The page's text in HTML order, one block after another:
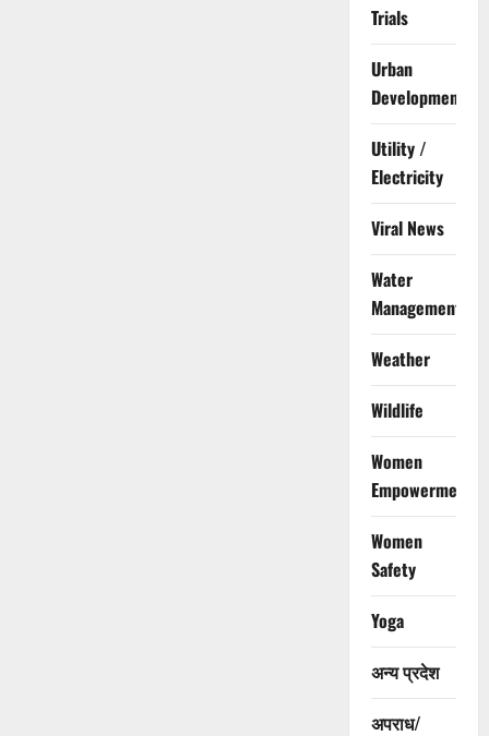
Trials
Urban
Development
Utility /
Electricity
Viral News
Water
Management
Weather
Wildlife
Women
Empowerment
Women
Safety
Yoga
अन्य प्रदेश
अपराध/